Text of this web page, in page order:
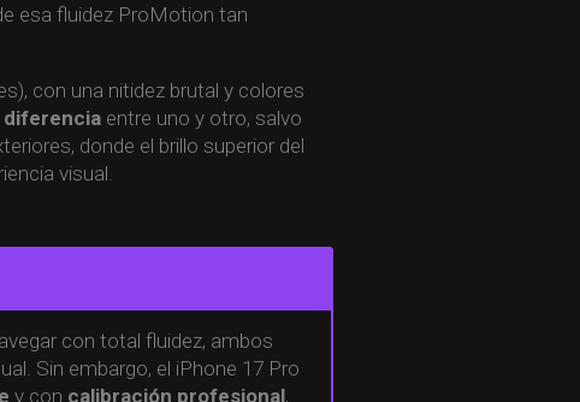
esa fluidez ProMotion tan
con una nitidez brutal y colores
diferencia entre uno y otro, salvo
donde el brillo superior del
visual.
con total fluidez, ambos
Sin embargo, el iPhone 17 Pro
y con calibración profesional,